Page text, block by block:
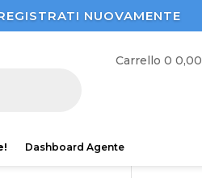
NUOVAMENTE
Carrello 0 0,00
Dashboard Agente